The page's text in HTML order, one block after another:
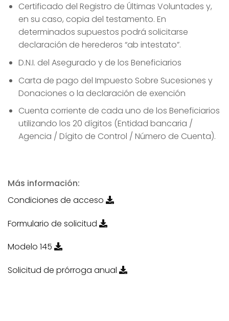
Certificado del Registro de Últimas Voluntades y,
en su caso, copia del testamento. En
determinados supuestos podrá solicitarse
declaración de herederos “ab intestato”.
D.N.I. del Asegurado y de los Beneficiarios
Carta de pago del Impuesto Sobre Sucesiones y
Donaciones o la declaración de exención
Cuenta corriente de cada uno de los Beneficiarios
utilizando los 20 dígitos (Entidad bancaria /
Agencia / Dígito de Control / Número de Cuenta).
Más información:
Condiciones de acceso
Formulario de solicitud
Modelo 145
Solicitud de prórroga anual